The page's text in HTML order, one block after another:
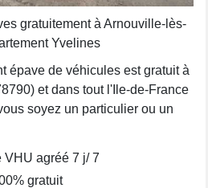
gratuitement à Arnouville-lès-
Yvelines
épave de véhicules est gratuit à
et dans tout l'Ile-de-France
soyez un particulier ou un
VHU agréé 7 j/ 7
gratuit